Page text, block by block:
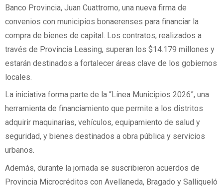
Banco Provincia, Juan Cuattromo, una nueva firma de
convenios con municipios bonaerenses para financiar la
compra de bienes de capital. Los contratos, realizados a
través de Provincia Leasing, superan los $14.179 millones y
estarán destinados a fortalecer áreas clave de los gobiernos
locales.
La iniciativa forma parte de la “Línea Municipios 2026”, una
herramienta de financiamiento que permite a los distritos
adquirir maquinarias, vehículos, equipamiento de salud y
seguridad, y bienes destinados a obra pública y servicios
urbanos.
Además, durante la jornada se suscribieron acuerdos de
Provincia Microcréditos con Avellaneda, Bragado y Salliqueló